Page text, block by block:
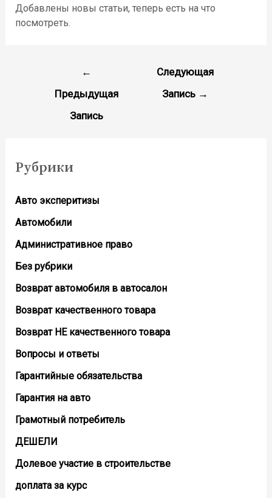
Добавлены новы статьи, теперь есть на что
посмотреть.
записям
←
Предыдущая
Запись
Следующая
Запись →
Рубрики
Авто эксперитизы
Автомобили
Административное право
Без рубрики
Возврат автомобиля в автосалон
Возврат кaчественного товара
Возврат НЕ качественного товара
Вопросы и ответы
Гарантийные обязательства
Гарантия на авто
Грамотный потребитель
ДЕШЕЛИ
Долевое участие в строительстве
доплата за курс